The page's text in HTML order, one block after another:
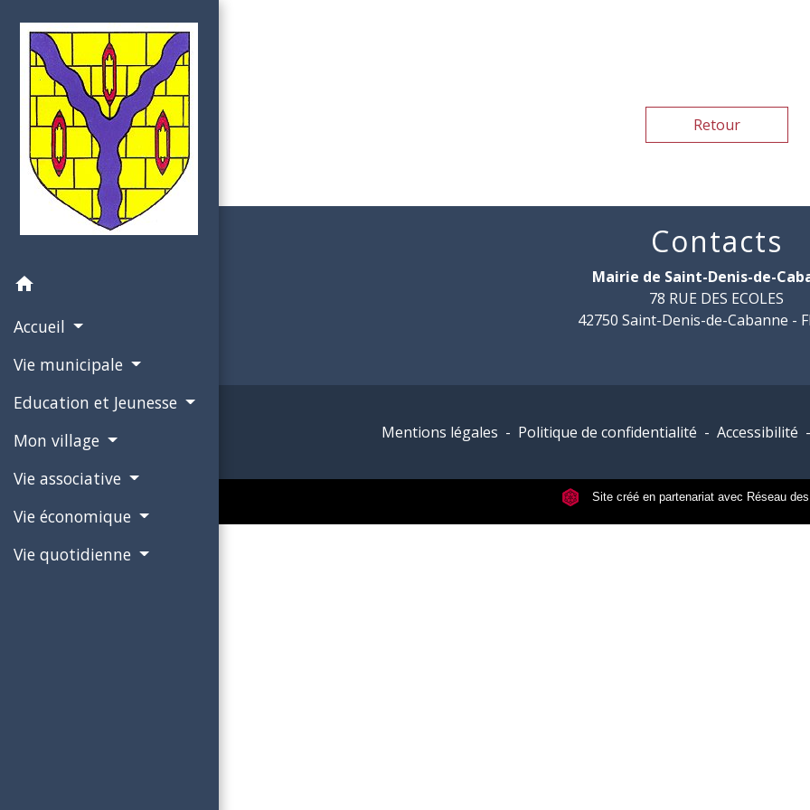
home
Accueil
Vie municipale
Education et Jeunesse
Mon village
Vie associative
Vie économique
Vie quotidienne
Retour
Contacts
Mairie de Saint-Denis-de-
78 RUE DES ECOLES
42750 Saint-Denis-de-Cabanne -
Mentions légales - Politique de confidentialité - Accessibilité -
Site créé en partenariat avec Réseau